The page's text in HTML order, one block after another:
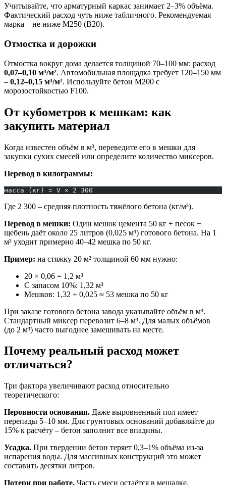
Учитывайте, что арматурный каркас занимает 2–3% объёма.
Фактический расход чуть ниже табличного. Рекомендуемая
марка – не ниже М250 (B20).
Отмостка и дорожки
Отмостка вокруг дома делается толщиной 70–100 мм: расход
0,07–0,10 м³/м². Автомобильная площадка требует 120–150 мм
– 0,12–0,15 м³/м². Используйте бетон М200 с
морозостойкостью F100.
От кубометров к мешкам: как
закупить материал
Когда известен объём в м³, переведите его в мешки для
закупки сухих смесей или определите количество миксеров.
Перевод в килограммы:
масса (кг) = V × 2 300
Где 2 300 – средняя плотность тяжёлого бетона (кг/м³).
Перевод в мешки: Один мешок цемента 50 кг + песок +
щебень даёт около 25 литров (0,025 м³) готового бетона. На 1
м³ уходит примерно 40–42 мешка по 50 кг.
Пример: на стяжку 20 м² толщиной 60 мм нужно:
20 × 0,06 = 1,2 м³
С запасом 10%: 1,32 м³
Мешков: 1,32 ÷ 0,025 ≈ 53 мешка по 50 кг
При заказе готового бетона завода указывайте объём в м³.
Стандартный миксер перевозит 6–8 м³. Для малых объёмов
(до 2 м³) часто выгоднее замешивать на месте.
Почему реальный расход может
отличаться?
Три фактора увеличивают расход относительно
теоретического:
Неровности основания. Даже выровненный пол имеет
перепады 5–10 мм. Для грунтовых оснований добавляйте до
15% к расчёту – бетон заполнит все впадины.
Усадка. При твердении бетон теряет 0,3–1% объёма из-за
испарения воды. Для массивных конструкций это может
составить десятки литров.
Потери при работе. Часть смеси остаётся в мешалке,